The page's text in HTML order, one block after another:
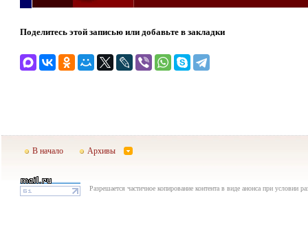
Поделитесь этой записью или добавьте в закладки
В начало Архивы
Разрешается частичное копирование контента в виде анонса при условии